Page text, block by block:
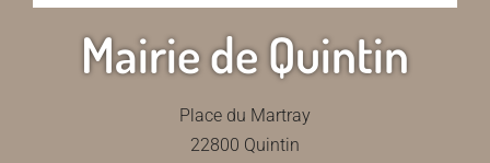
Mairie de Quintin
Place du Martray
22800 Quintin